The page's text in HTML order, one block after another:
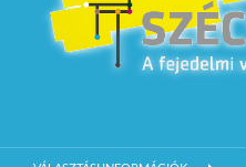
Szécsény Város Hivatalos Weboldala